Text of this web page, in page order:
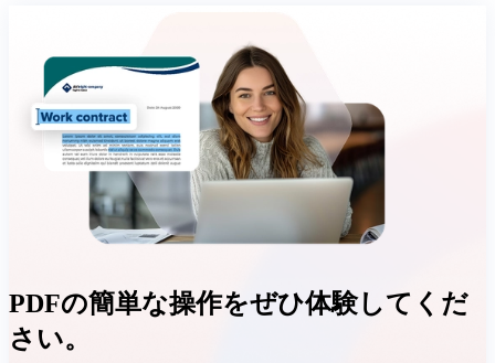
PDFの簡単な操作をぜひ体験してくだ
さい。